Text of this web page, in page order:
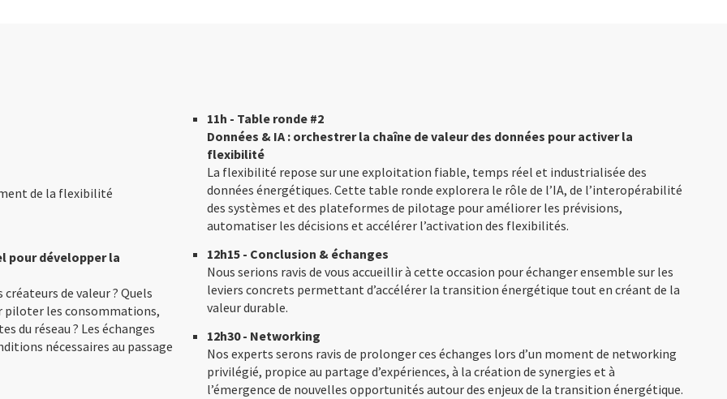
de la flexibilité
pour développer la
de valeur ? Quels
piloter les consommations,
du réseau ? Les échanges
nécessaires au passage
11h - Table ronde #2
Données & IA : orchestrer la chaîne de valeur des données pour activer la
flexibilité
La flexibilité repose sur une exploitation fiable, temps réel et industrialisée des
données énergétiques. Cette table ronde explorera le rôle de l’IA, de l’interopérabilité
des systèmes et des plateformes de pilotage pour améliorer les prévisions,
automatiser les décisions et accélérer l’activation des flexibilités.
12h15 - Conclusion & échanges
Nous serions ravis de vous accueillir à cette occasion pour échanger ensemble sur les
leviers concrets permettant d’accélérer la transition énergétique tout en créant de la
valeur durable.
12h30 - Networking
Nos experts serons ravis de prolonger ces échanges lors d’un moment de networking
privilégié, propice au partage d’expériences, à la création de synergies et à
l’émergence de nouvelles opportunités autour des enjeux de la transition énergétique.